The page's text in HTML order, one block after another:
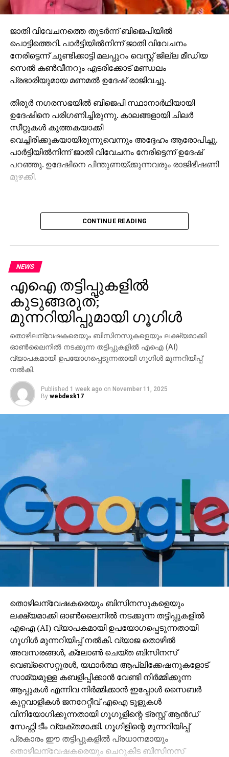
ജാതി വിവേചനത്തെ തുടര്‍ന്ന് ബിജെപിയില്‍
പൊട്ടിത്തെറി. പാര്‍ട്ടിയില്‍നിന്ന് ജാതി വിവേചനം
നേരിട്ടെന്ന് ചൂണ്ടിക്കാട്ടി മലപ്പുറം വെസ്റ്റ് ജില്ല മീഡിയ
സെല്‍ കണ്‍വീനറും എടരിക്കോട് മണ്ഡലം
പ്രഭാരിയുമായ മണമല്‍ ഉദേഷ് രാജിവച്ചു.
തിരൂര്‍ നഗരസഭയില്‍ ബിജെപി സ്ഥാനാര്‍ഥിയായി
ഉദേഷിനെ പരിഗണിച്ചിരുന്നു. കാലങ്ങളായി ചിലര്‍
സീറ്റുകള്‍ കുത്തകയാക്കി
വെച്ചിരിക്കുകയായിരുന്നുവെന്നും അദ്ദേഹം ആരോപിച്ചു.
പാര്‍ട്ടിയില്‍നിന്ന് ജാതി വിവേചനം നേരിട്ടെന്ന് ഉദേഷ്
പറഞ്ഞു. ഉദേഷിനെ പിന്തുണയ്ക്കുന്നവരും രാജിഭീഷണി
മുഴക്കി.
CONTINUE READING
NEWS
എഐ തട്ടിപ്പുകളില്‍
കുടുങ്ങരുത്;
മുന്നറിയിപ്പുമായി ഗൂഗിള്‍
തൊഴിലന്വേഷകരെയും ബിസിനസുകളെയും ലക്ഷ്യമാക്കി
ഓണ്‍ലൈനില്‍ നടക്കുന്ന തട്ടിപ്പുകളില്‍ എഐ (AI)
വ്യാപകമായി ഉപയോഗപ്പെടുന്നതായി ഗൂഗിള്‍ മുന്നറിയിപ്പ്
നല്‍കി.
Published 1 week ago on November 11, 2025
By webdesk17
തൊഴിലന്വേഷകരെയും ബിസിനസുകളെയും
ലക്ഷ്യമാക്കി ഓണ്‍ലൈനില്‍ നടക്കുന്ന തട്ടിപ്പുകളില്‍
എഐ (AI) വ്യാപകമായി ഉപയോഗപ്പെടുന്നതായി
ഗൂഗിള്‍ മുന്നറിയിപ്പ് നല്‍കി. വ്യാജ തൊഴില്‍
അവസരങ്ങള്‍, ക്ലോണ്‍ ചെയ്ത ബിസിനസ്
വെബ്‌സൈറ്റുരള്‍, യഥാര്‍ത്ഥ ആപ്ലിക്കേഷനുകളോട്
സാമ്യമുള്ള കബളിപ്പിക്കാന്‍ വേണ്ടി നിര്‍മ്മിക്കുന്ന
ആപ്പുകള്‍ എന്നിവ നിര്‍മ്മിക്കാന്‍ ഇപ്പോള്‍ സൈബര്‍
കുറ്റവാളികള്‍ ജനറേറ്റീവ് എഐ ടൂളുകള്‍
വിനിയോഗിക്കുന്നതായി ഗൂഗുളിന്റെ ട്രസ്റ്റ് ആന്‍ഡ്
സേഫ്റ്റി ടീം വ്യക്തമാക്കി. ഗൂഗിളിന്റെ മുന്നറിയിപ്പ്
പ്രകാരം ഈ തട്ടിപ്പുകളില്‍ പ്രധാനമായും
തൊഴിലന്വേഷകരെയും ചെറുകിട ബിസിനസ്